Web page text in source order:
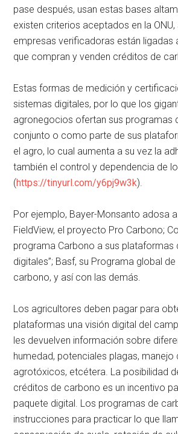
pase después, usan estas bases
existen criterios aceptados en la
empresas verificadoras están ligadas
que compran y venden créditos de
Estas formas de medición y
sistemas digitales, por lo que los
agronegocios ofertan sus programas
conjunto o como parte de sus
el agro, lo cual aumenta a su vez la
también el control y dependencia de
(https://tinyurl.com/y6pj9w3k).
Por ejemplo, Bayer-Monsanto adosa
FieldView, el proyecto Pro Carbono;
programa Carbono a sus plataformas
digitales”; Basf, su Programa global
carbono, y así con las demás.
Los agricultores deben pagar para
plataformas una visión digital del
les devuelven información sobre
humedad, potenciales plagas, manejo
agrotóxicos, etcétera. La posibilidad
créditos de carbono es un incentivo
paquete digital. Los programas de
instrucciones para practicar lo que